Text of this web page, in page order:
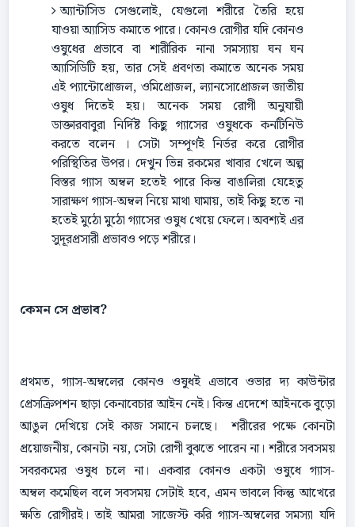
অ্যান্টাসিড সেগুলোই, যেগুলো শরীরে তৈরি হয়ে
যাওয়া অ্যাসিড কমাতে পারে। কোনও রোগীর যদি কোনও
ওষুধের প্রভাবে বা শারীরিক নানা সমস্যায় ঘন ঘন
অ্যাসিডিটি হয়, তার সেই প্রবণতা কমাতে অনেক সময়
এই প্যান্টোপ্রোজল, ওমিপ্রোজল, ল্যানসোপ্রোজল জাতীয়
ওষুধ দিতেই হয়। অনেক সময় রোগী অনুযায়ী
ডাক্তারবাবুরা নির্দিষ্ট কিছু গ্যাসের ওষুধকে কনটিনিউ
করতে বলেন । সেটা সম্পূর্ণই নির্ভর করে রোগীর
পরিস্থিতির উপর। দেখুন ভিন্ন রকমের খাবার খেলে অল্প
বিস্তর গ্যাস অম্বল হতেই পারে কিন্ত বাঙালিরা যেহেতু
সারাক্ষণ গ্যাস-অম্বল নিয়ে মাথা ঘামায়, তাই কিছু হতে না
হতেই মুঠো মুঠো গ্যাসের ওষুধ খেয়ে ফেলে। অবশ্যই এর
সুদূরপ্রসারী প্রভাবও পড়ে শরীরে।
কেমন সে প্রভাব?
প্রথমত, গ্যাস-অম্বলের কোনও ওষুধই এভাবে ওভার দ্য কাউন্টার
প্রেসক্রিপশন ছাড়া কেনাবেচার আইন নেই। কিন্ত এদেশে আইনকে বুড়ো
আঙুল দেখিয়ে সেই কাজ সমানে চলছে। শরীরের পক্ষে কোনটা
প্রয়োজনীয়, কোনটা নয়, সেটা রোগী বুঝতে পারেন না। শরীরে সবসময়
সবরকমের ওষুধ চলে না। একবার কোনও একটা ওষুধে গ্যাস-
অম্বল কমেছিল বলে সবসময় সেটাই হবে, এমন ভাবলে কিন্তু আখেরে
ক্ষতি রোগীরই। তাই আমরা সাজেস্ট করি গ্যাস-অম্বলের সমস্যা যদি